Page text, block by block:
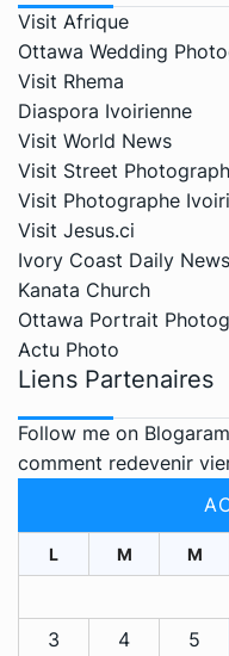
Visit Afrique
Ottawa Wedding
Visit Rhema
Diaspora Ivoirienne
Visit World News
Visit Street
Visit Photographe
Visit Jesus.ci
Ivory Coast Daily News
Kanata Church
Ottawa Portrait
Actu Photo
Liens Partenaires
Follow me on
comment redevenir
L M M
3
4 5